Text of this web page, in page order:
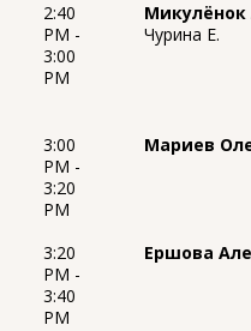
2:40
PM -
3:00
PM
Микулёнок
Чурина Е.
3:00
PM -
3:20
PM
Мариев
3:20
PM -
3:40
PM
Ершова